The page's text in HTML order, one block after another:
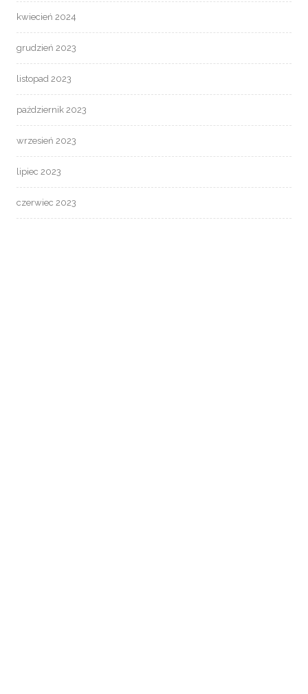
kwiecień 2024
grudzień 2023
listopad 2023
październik 2023
wrzesień 2023
lipiec 2023
czerwiec 2023